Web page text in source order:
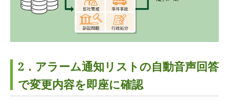
2．アラーム通知リストの自動音声回答
で変更内容を即座に確認